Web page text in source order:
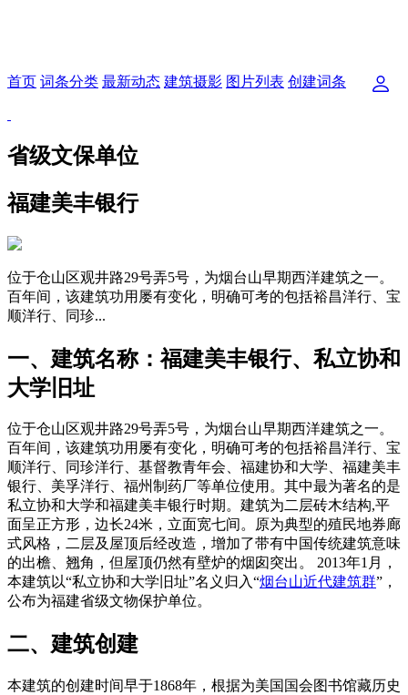
首页 词条分类 最新动态 建筑摄影 图片列表 创建词条
省级文保单位
福建美丰银行
位于仓山区观井路29号弄5号，为烟台山早期西洋建筑之一。
百年间，该建筑功用屡有变化，明确可考的包括裕昌洋行、宝
顺洋行、同珍...
一、建筑名称：福建美丰银行、私立协和
大学旧址
位于仓山区观井路29号弄5号，为烟台山早期西洋建筑之一。
百年间，该建筑功用屡有变化，明确可考的包括裕昌洋行、宝
顺洋行、同珍洋行、基督教青年会、福建协和大学、福建美丰
银行、美孚洋行、福州制药厂等单位使用。其中最为著名的是
私立协和大学和福建美丰银行时期。建筑为二层砖木结构,平
面呈正方形，边长24米，立面宽七间。原为典型的殖民地券廊
式风格，二层及屋顶后经改造，增加了带有中国传统建筑意味
的出檐、翘角，但屋顶仍然有壁炉的烟囱突出。 2013年1月，
本建筑以“私立协和大学旧址”名义归入“烟台山近代建筑群”，
公布为福建省级文物保护单位。
二、建筑创建
本建筑的创建时间早于1868年，根据为美国国会图书馆藏历史